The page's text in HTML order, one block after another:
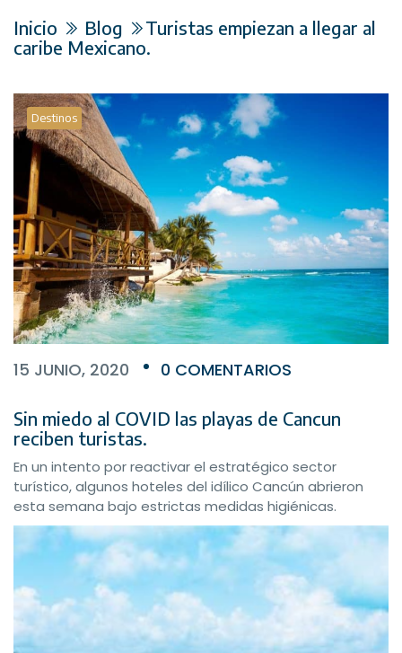
Inicio Blog
Turistas empiezan a llegar al
caribe Mexicano.
Destinos
15 JUNIO, 2020 0 COMENTARIOS
Sin miedo al COVID las playas de Cancun
reciben turistas.
En un intento por reactivar el estratégico sector
turístico, algunos hoteles del idílico Cancún abrieron
esta semana bajo estrictas medidas higiénicas.